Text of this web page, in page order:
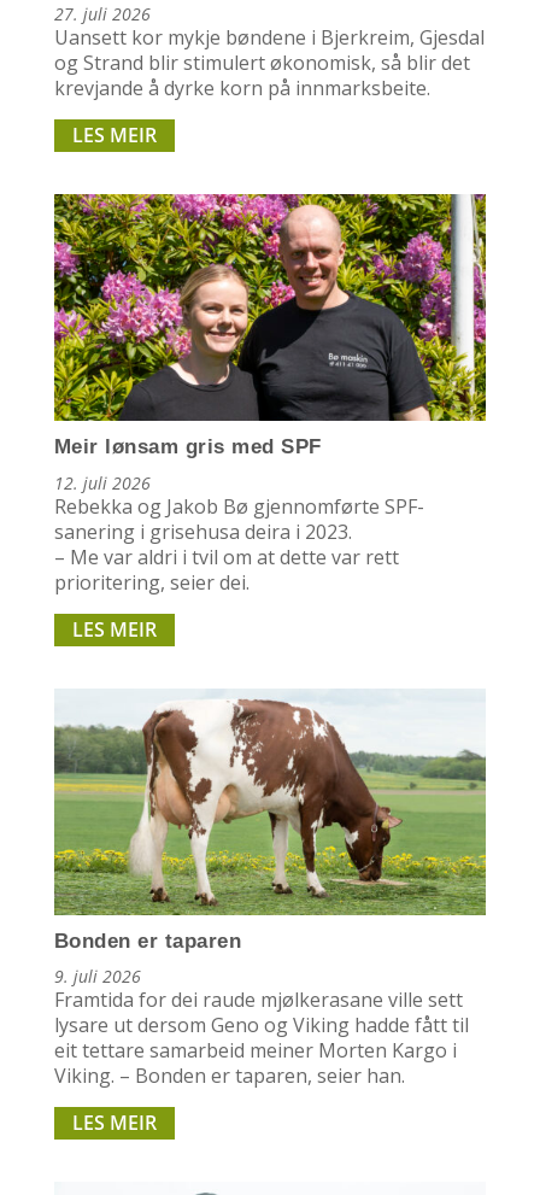
27. juli 2026
Uansett kor mykje bøndene i Bjerkreim, Gjesdal
og Strand blir stimulert økonomisk, så blir det
krevjande å dyrke korn på innmarksbeite.
LES MEIR
Meir lønsam gris med SPF
12. juli 2026
Rebekka og Jakob Bø gjennomførte SPF-
sanering i grisehusa deira i 2023.
– Me var aldri i tvil om at dette var rett
prioritering, seier dei.
LES MEIR
Bonden er taparen
9. juli 2026
Framtida for dei raude mjølkerasane ville sett
lysare ut dersom Geno og Viking hadde fått til
eit tettare samarbeid meiner Morten Kargo i
Viking. – Bonden er taparen, seier han.
LES MEIR